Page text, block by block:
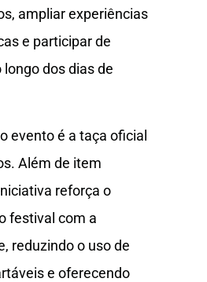
ampliar experiências
e participar de
dos dias de
evento é a taça oficial
Além de item
reforça o
festival com a
reduzindo o uso de
e oferecendo